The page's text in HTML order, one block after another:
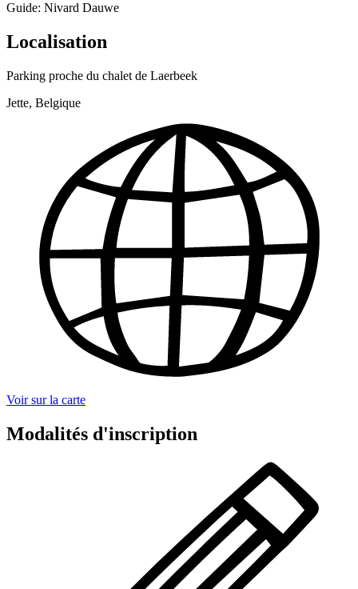
Guide: Nivard Dauwe
Localisation
Parking proche du chalet de Laerbeek
Jette, Belgique
Voir sur la carte
Modalités d'inscription